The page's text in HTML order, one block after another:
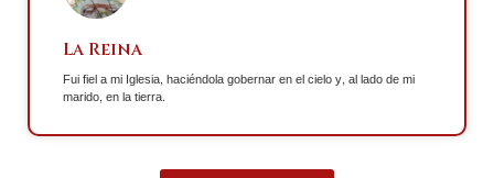
La Reina
Fui fiel a mi Iglesia, haciéndola gobernar en el cielo y, al lado de mi
marido, en la tierra.